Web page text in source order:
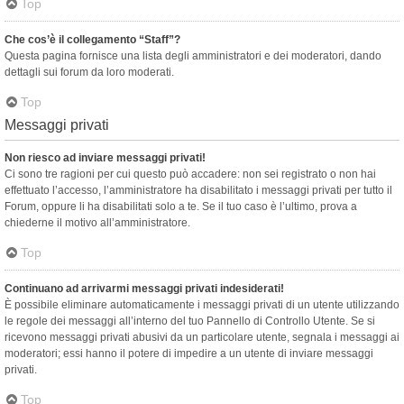
Top
Che cos’è il collegamento “Staff”?
Questa pagina fornisce una lista degli amministratori e dei moderatori, dando
dettagli sui forum da loro moderati.
Top
Messaggi privati
Non riesco ad inviare messaggi privati!
Ci sono tre ragioni per cui questo può accadere: non sei registrato o non hai
effettuato l’accesso, l’amministratore ha disabilitato i messaggi privati per tutto il
Forum, oppure li ha disabilitati solo a te. Se il tuo caso è l’ultimo, prova a
chiederne il motivo all’amministratore.
Top
Continuano ad arrivarmi messaggi privati indesiderati!
È possibile eliminare automaticamente i messaggi privati ​​di un utente utilizzando
le regole dei messaggi all’interno del tuo Pannello di Controllo Utente. Se si
ricevono messaggi privati ​​abusivi da un particolare utente, segnala i messaggi ai
moderatori; essi hanno il potere di impedire a un utente di inviare messaggi
privati​​.
Top